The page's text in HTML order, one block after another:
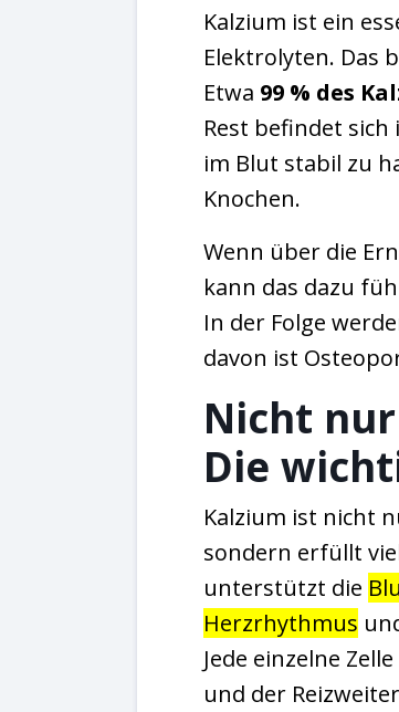
Kalzium ist ein
Elektrolyten. Das
Etwa 99 % des
Rest befindet
im Blut stabil zu
Knochen.
Wenn über die
kann das dazu
In der Folge
davon ist
Nicht
Die
Kalzium ist nicht
sondern erfüllt
unterstützt die
Herzrhythmus
Jede einzelne
und der